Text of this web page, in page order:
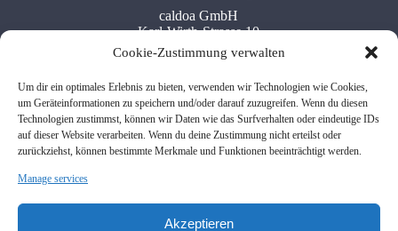
Cookie-Zustimmung verwalten
Um dir ein optimales Erlebnis zu bieten, verwenden wir Technologien wie Cookies,
um Geräteinformationen zu speichern und/oder darauf zuzugreifen. Wenn du diesen
Technologien zustimmst, können wir Daten wie das Surfverhalten oder eindeutige IDs
auf dieser Website verarbeiten. Wenn du deine Zustimmung nicht erteilst oder
zurückziehst, können bestimmte Merkmale und Funktionen beeinträchtigt werden.
Manage services
Akzeptieren
caldoa GmbH
Karl-Wirth-Strasse 10
76694 Forst
Tel: +49 7251 / 322 549 5
Fax: +49 7541 / 599 767 8
Email: info[at]caldoa.de
Donaustrasse 12
88046 Friedrichshafen